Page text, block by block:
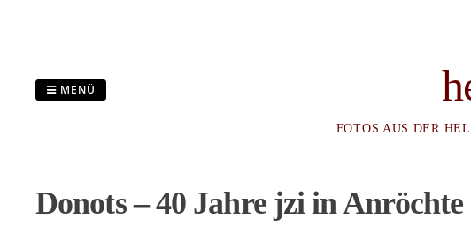
FOTOS AUS DER
MENÜ
Donots – 40 Jahre jzi in Anröchte